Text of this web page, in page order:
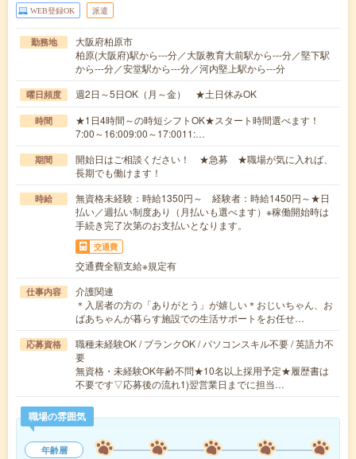
WEB登録OK 派遣
勤務地
大阪府柏原市
柏原(大阪府)駅から---分／大阪教育大前駅から---分／堅下駅
から---分／安堂駅から---分／河内堅上駅から---分
曜日頻度 週2日～5日OK（月～金） ★土日休みOK
時間
★1日4時間～の時短シフトOK★スタート時間選べます！
7:00～16:009:00～17:0011:…
期間
開始日はご相談ください！ ★急募 ★職場が気に入れば、
長期でも働けます！
時給
無資格未経験：時給1350円～ 経験者：時給1450円～★日
払い／週払い制度あり（月払いも選べます）※稼働開始時は
手続き完了次第のお支払いとなります。
交通費
交通費全額支給※規定有
仕事内容
介護関連
＊入居者の方の「ありがとう」が嬉しい＊おじいちゃん、お
ばあちゃんが暮らす施設での生活サポートをお任せ…
応募資格
職種未経験OK / ブランクOK / パソコンスキル不要 / 英語力不
要
無資格・未経験OK年齢不問★10名以上採用予定★履歴書は
不要です▽応募後の流れ1)翌営業日までに担当…
職場の雰囲気
年齢層